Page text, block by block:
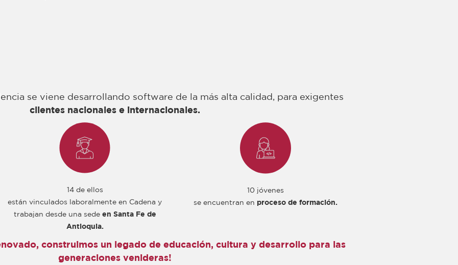
se viene desarrollando software de la más alta calidad, para exigentes
clientes nacionales e internacionales.
14 de ellos
están vinculados laboralmente en Cadena y
trabajan desde una sede en Santa Fe de
Antioquia.
10 jóvenes
se encuentran en proceso de formación.
construimos un legado de educación, cultura y desarrollo para las
generaciones venideras!